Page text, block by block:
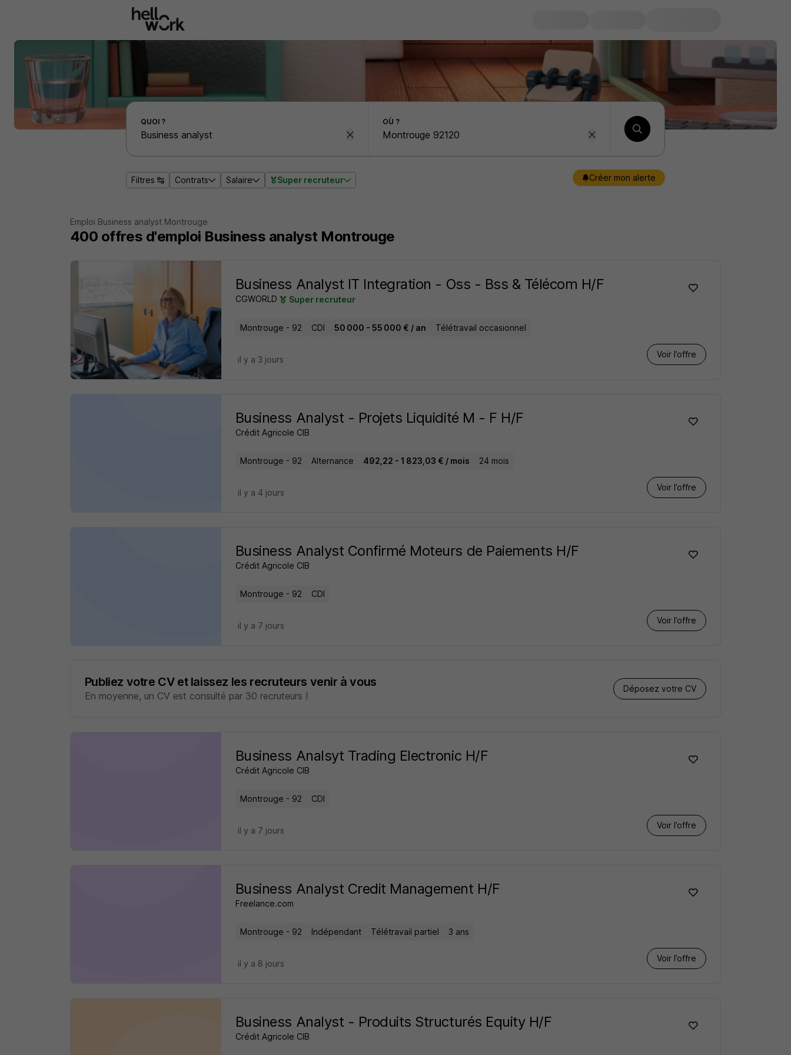
Effectuer une recherche d'emploi par localité
QUOI ? OÙ ?
Filtres Contrats Salaire Super recruteur Créer mon alerte
Emploi Business analyst Montrouge
400 offres d'emploi Business analyst Montrouge
Business Analyst IT Integration - Oss - Bss & Télécom H/F
CGWORLD Super recruteur
Montrouge - 92 CDI 50 000 - 55 000 € / an Télétravail occasionnel
Voir l’offre
il y a 3 jours
Business Analyst - Projets Liquidité M - F H/F
Crédit Agricole CIB
Montrouge - 92 Alternance 492,22 - 1 823,03 € / mois 24 mois
Voir l’offre
il y a 4 jours
Business Analyst Confirmé Moteurs de Paiements H/F
Crédit Agricole CIB
Montrouge - 92 CDI
Voir l’offre
il y a 7 jours
Publiez votre CV et laissez les recruteurs venir à vous
En moyenne, un CV est consulté par 30 recruteurs !
Déposez votre CV
Business Analsyt Trading Electronic H/F
Crédit Agricole CIB
Montrouge - 92 CDI
Voir l’offre
il y a 7 jours
Business Analyst Credit Management H/F
Freelance.com
Montrouge - 92 Indépendant Télétravail partiel 3 ans
Voir l’offre
il y a 8 jours
Business Analyst - Produits Structurés Equity H/F
Crédit Agricole CIB